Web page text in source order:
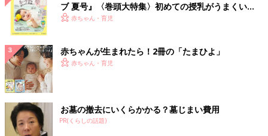
ブ 夏号』〈巻頭大特集〉初めての授乳がうまくい
く！ おっぱい・ミルクの基本と夏のトラブル 解決テ
赤ちゃん・育児
赤ちゃんが生まれたら！2冊の「たまひよ」
赤ちゃん・育児
お墓の撤去にいくらかかる？墓じまい費用
PR(くらしの話題)